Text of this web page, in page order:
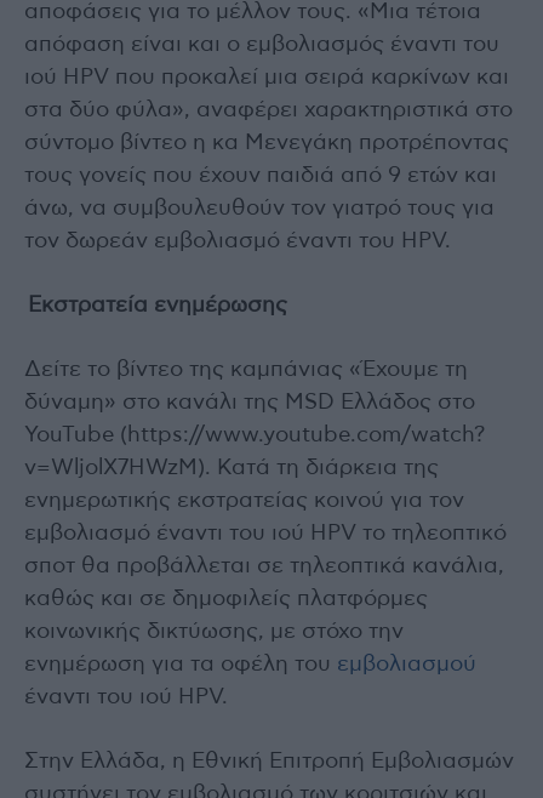
αποφάσεις για το μέλλον τους. «Μια τέτοια
απόφαση είναι και ο εμβολιασμός έναντι του
ιού HPV που προκαλεί μια σειρά καρκίνων και
στα δύο φύλα», αναφέρει χαρακτηριστικά στο
σύντομο βίντεο η κα Μενεγάκη προτρέποντας
τους γονείς που έχουν παιδιά από 9 ετών και
άνω, να συμβουλευθούν τον γιατρό τους για
τον δωρεάν εμβολιασμό έναντι του HPV.
Εκστρατεία ενημέρωσης
Δείτε το βίντεο της καμπάνιας «Έχουμε τη
δύναμη» στο κανάλι της MSD Ελλάδος στο
YouTube (https://www.youtube.com/watch?
v=WljolX7HWzM). Κατά τη διάρκεια της
ενημερωτικής εκστρατείας κοινού για τον
εμβολιασμό έναντι του ιού HPV το τηλεοπτικό
σποτ θα προβάλλεται σε τηλεοπτικά κανάλια,
καθώς και σε δημοφιλείς πλατφόρμες
κοινωνικής δικτύωσης, με στόχο την
ενημέρωση για τα οφέλη του εμβολιασμού
έναντι του ιού HPV.
Στην Ελλάδα, η Εθνική Επιτροπή Εμβολιασμών